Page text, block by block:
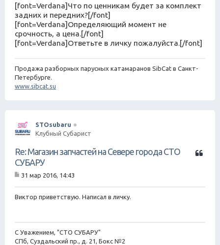
[font=Verdana]Что по ценникам будет за комплект
задних и передних?[/font]
[font=Verdana]Определяющий момент не
срочность, а цена.[/font]
[font=Verdana]Ответьте в личку пожалуйста.[/font]
Продажа разборных парусных катамаранов SibCat в Санкт-
Петербурге.
www.sibcat.su
STOsubaru
Клубный Субарист
Ц
Re: Магазин запчастей на Севере города СТО
СУБАРУ
о
и
е
31 мар 2016, 14:43
Виктор приветствую. Написал в личку.
С Уважением, "СТО СУБАРУ"
СПб, Суздальский пр., д. 21, Бокс №2